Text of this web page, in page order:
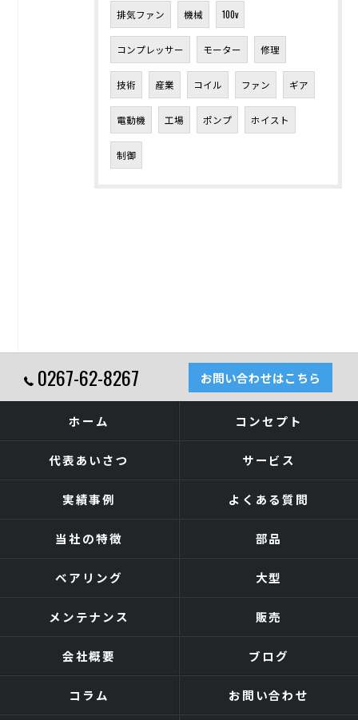
排気ファン 機械 100v
コンプレッサー モーター 修理
技術 産業 コイル ファン ギア
電動機 工場 ポンプ ホイスト
制御
0267-62-8267 お問い合わせはこちら
ホーム コンセプト
代表あいさつ サービス
実績事例 よくある質問
当社の特徴 部品
ベアリング 大型
メンテナンス 販売
会社概要 ブログ
コラム お問い合わせ